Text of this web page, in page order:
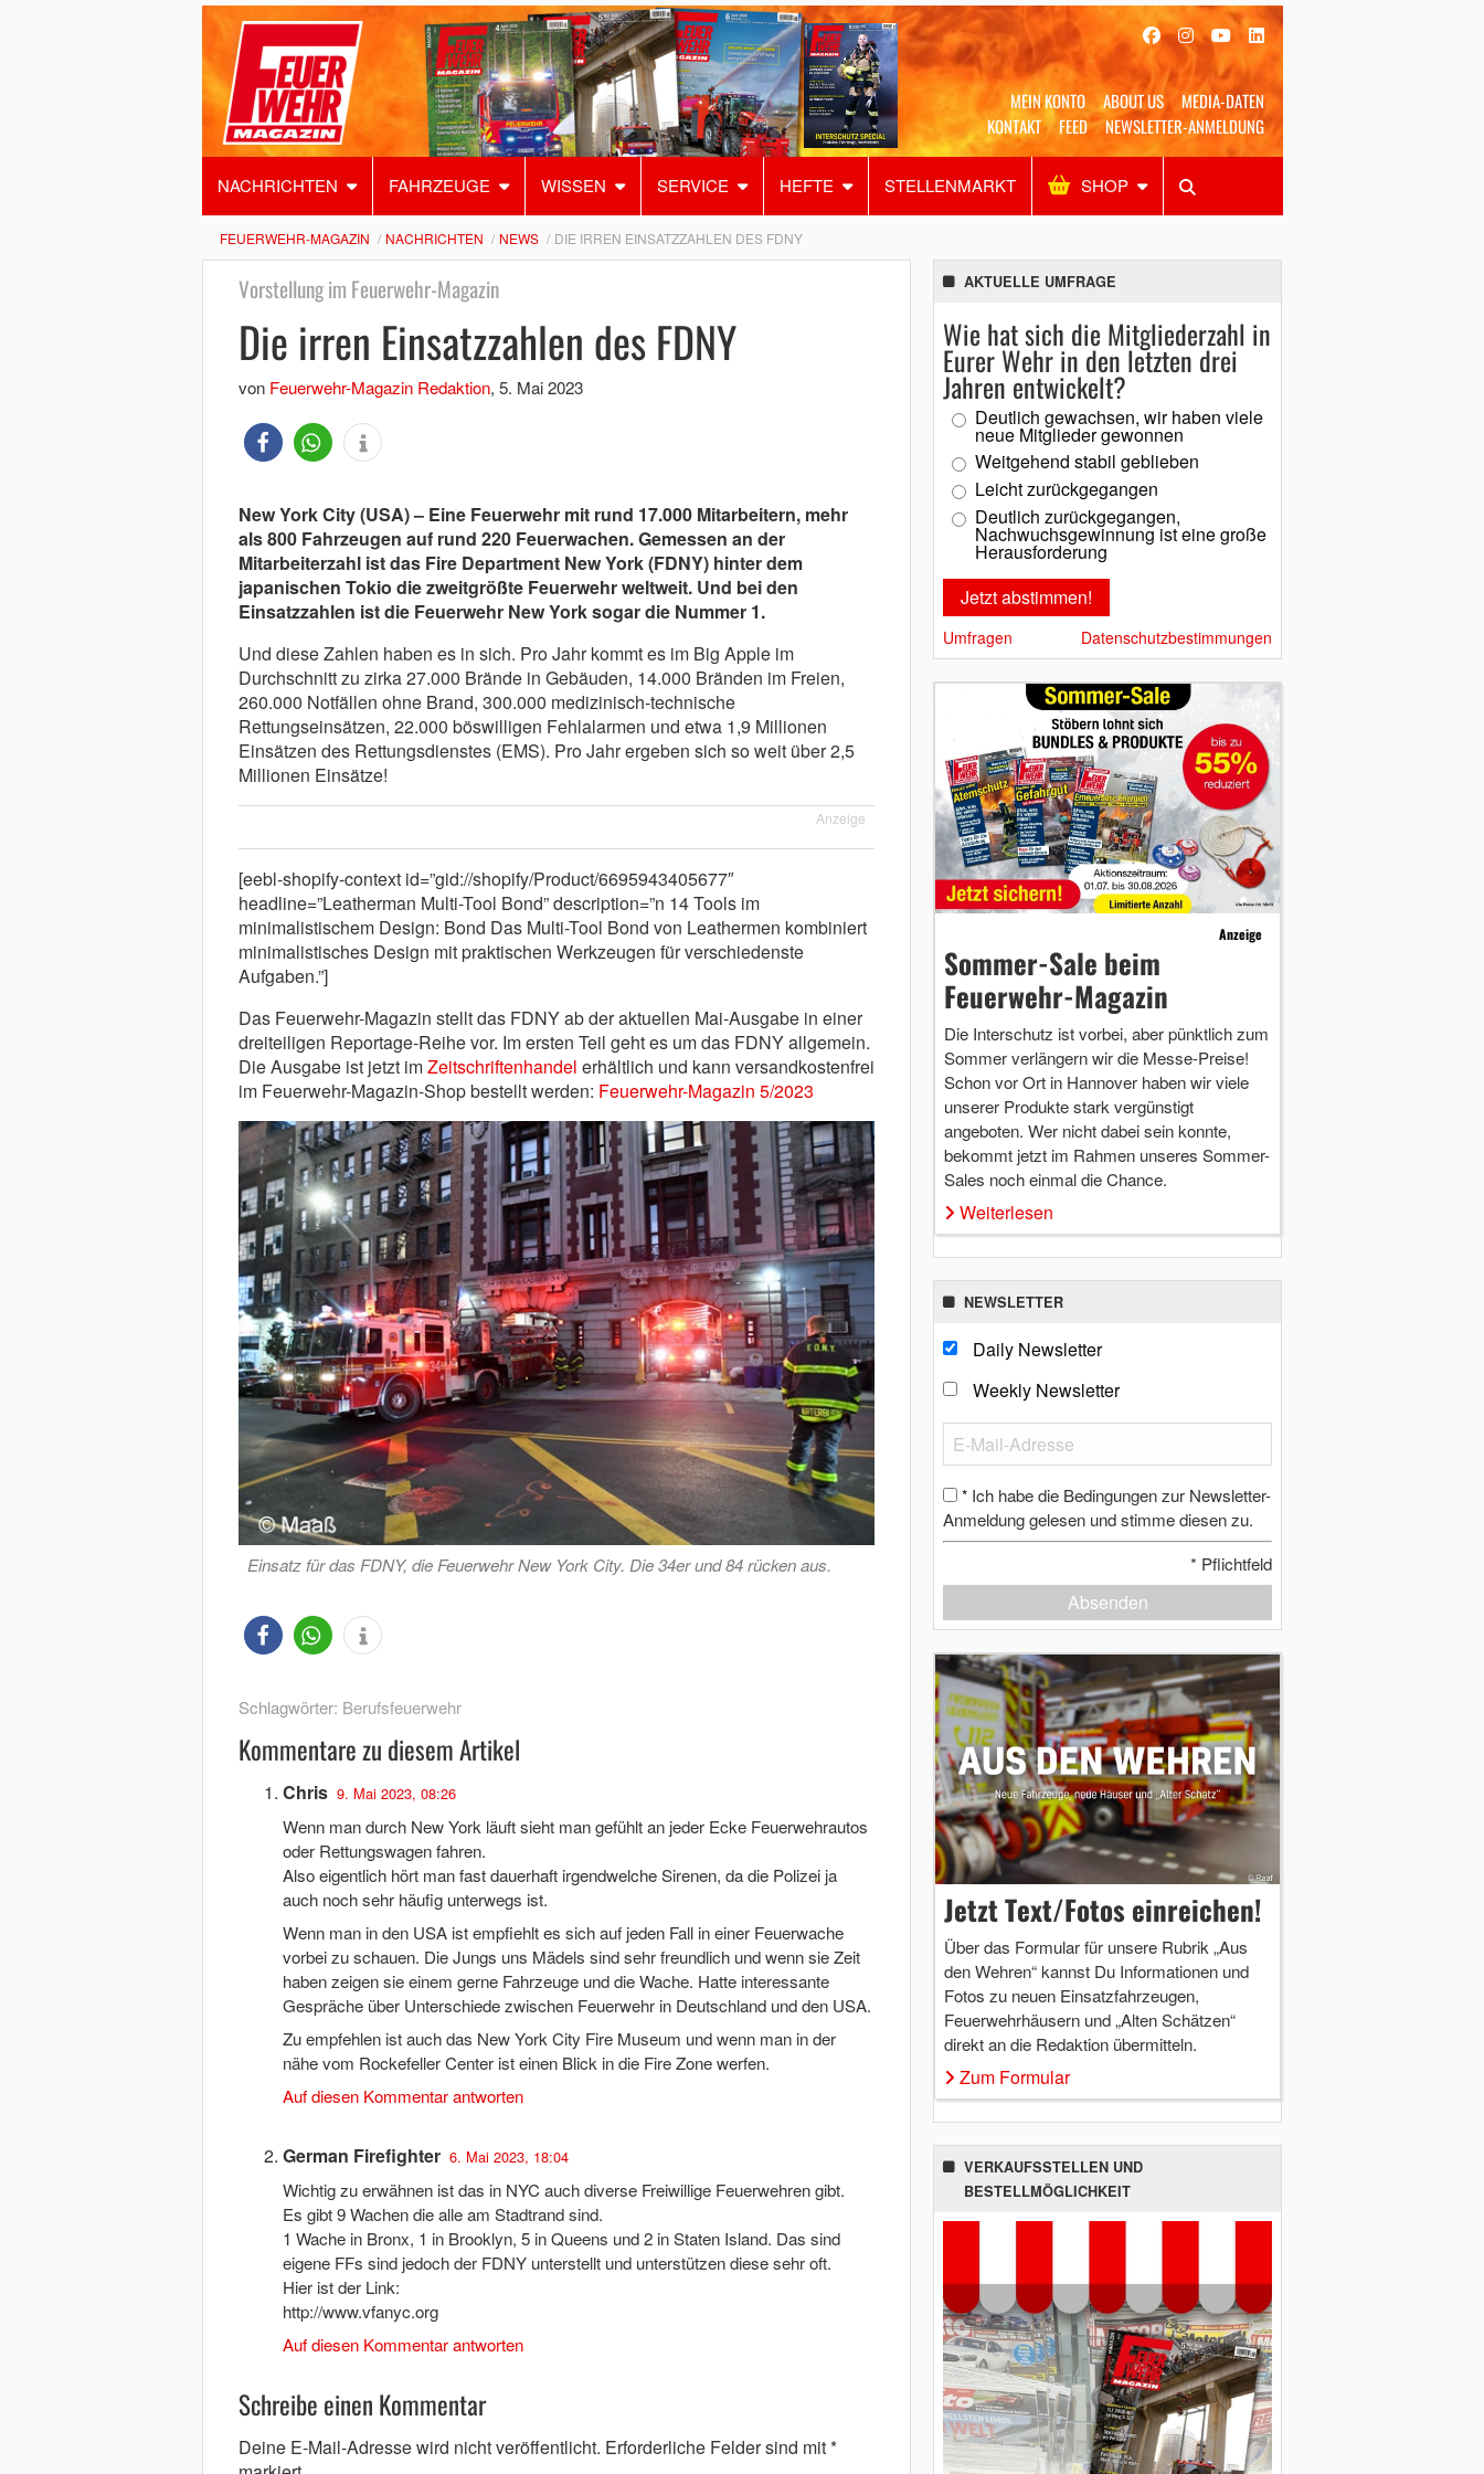
MEIN KONTO ABOUT US
MEDIA-DATEN
KONTAKT
FEED NEWSLETTER-ANMELDUNG
NACHRICHTEN FAHRZEUGE WISSEN SERVICE HEFTE STELLENMARKT SHOP
Alles Shop SUCHEN
FEUERWEHR-MAGAZIN NACHRICHTEN NEWS DIE IRREN EINSATZZAHLEN DES FDNY
Vorstellung im Feuerwehr-Magazin
Die irren Einsatzzahlen des FDNY
von Feuerwehr-Magazin Redaktion, 5. Mai 2023
New York City (USA) – Eine Feuerwehr mit rund 17.000 Mitarbeitern, mehr
als 800 Fahrzeugen auf rund 220 Feuerwachen. Gemessen an der
Mitarbeiterzahl ist das Fire Department New York (FDNY) hinter dem
japanischen Tokio die zweitgrößte Feuerwehr weltweit. Und bei den
Einsatzzahlen ist die Feuerwehr New York sogar die Nummer 1.
Und diese Zahlen haben es in sich. Pro Jahr kommt es im Big Apple im
Durchschnitt zu zirka 27.000 Brände in Gebäuden, 14.000 Bränden im Freien,
260.000 Notfällen ohne Brand, 300.000 medizinisch-technische
Rettungseinsätzen, 22.000 böswilligen Fehlalarmen und etwa 1,9 Millionen
Einsätzen des Rettungsdienstes (EMS). Pro Jahr ergeben sich so weit über 2,5
Millionen Einsätze!
Anzeige
[eebl-shopify-context id=”gid://shopify/Product/6695943405677″
headline=”Leatherman Multi-Tool Bond” description=”n 14 Tools im
minimalistischem Design: Bond Das Multi-Tool Bond von Leathermen kombiniert
minimalistisches Design mit praktischen Werkzeugen für verschiedenste
Aufgaben.”]
Das Feuerwehr-Magazin stellt das FDNY ab der aktuellen Mai-Ausgabe in einer
dreiteiligen Reportage-Reihe vor. Im ersten Teil geht es um das FDNY allgemein.
Die Ausgabe ist jetzt imZeitschriftenhandel erhältlich und kann versandkostenfrei
im Feuerwehr-Magazin-Shop bestellt werden: Feuerwehr-Magazin 5/2023
Einsatz für das FDNY, die Feuerwehr New York City. Die 34er und 84 rücken aus.
Schlagwörter: Berufsfeuerwehr
Kommentare zu diesem Artikel
Chris 9. Mai 2023, 08:26
Wenn man durch New York läuft sieht man gefühlt an jeder Ecke Feuerwehrautos
oder Rettungswagen fahren.
Also eigentlich hört man fast dauerhaft irgendwelche Sirenen, da die Polizei ja
auch noch sehr häufig unterwegs ist.
Wenn man in den USA ist empfiehlt es sich auf jeden Fall in einer Feuerwache
vorbei zu schauen. Die Jungs uns Mädels sind sehr freundlich und wenn sie Zeit
haben zeigen sie einem gerne Fahrzeuge und die Wache. Hatte interessante
Gespräche über Unterschiede zwischen Feuerwehr in Deutschland und den USA.
Zu empfehlen ist auch das New York City Fire Museum und wenn man in der
nähe vom Rockefeller Center ist einen Blick in die Fire Zone werfen.
Auf diesen Kommentar antworten
German Firefighter 6. Mai 2023, 18:04
Wichtig zu erwähnen ist das in NYC auch diverse Freiwillige Feuerwehren gibt.
Es gibt 9 Wachen die alle am Stadtrand sind.
1 Wache in Bronx, 1 in Brooklyn, 5 in Queens und 2 in Staten Island. Das sind
eigene FFs sind jedoch der FDNY unterstellt und unterstützen diese sehr oft.
Hier ist der Link:
http://www.vfanyc.org
Auf diesen Kommentar antworten
Schreibe einen Kommentar
Deine E-Mail-Adresse wird nicht veröffentlicht. Erforderliche Felder sind mit*
AKTUELLE UMFRAGE
Wie hat sich die Mitgliederzahl in
Eurer Wehr in den letzten drei
Jahren entwickelt?
Deutlich gewachsen, wir haben viele
neue Mitglieder gewonnen
Weitgehend stabil geblieben
Leicht zurückgegangen
Deutlich zurückgegangen,
Nachwuchsgewinnung ist eine große
Herausforderung
Umfragen Datenschutzbestimmungen
Anzeige
Sommer-Sale beim
Feuerwehr-Magazin
Die Interschutz ist vorbei, aber pünktlich zum
Sommer verlängern wir die Messe-Preise!
Schon vor Ort in Hannover haben wir viele
unserer Produkte stark vergünstigt
angeboten. Wer nicht dabei sein konnte,
bekommt jetzt im Rahmen unseres Sommer-
Sales noch einmal die Chance.
Weiterlesen
NEWSLETTER
Daily Newsletter
Weekly Newsletter
* Ich habe die Bedingungen zur Newsletter-
Anmeldung gelesen und stimme diesen zu.
* Pflichtfeld
Absenden
Jetzt Text/Fotos einreichen!
Über das Formular für unsere Rubrik „Aus
den Wehren“ kannst Du Informationen und
Fotos zu neuen Einsatzfahrzeugen,
Feuerwehrhäusern und „Alten Schätzen“
direkt an die Redaktion übermitteln.
Zum Formular
VERKAUFSSTELLEN UND
BESTELLMÖGLICHKEIT